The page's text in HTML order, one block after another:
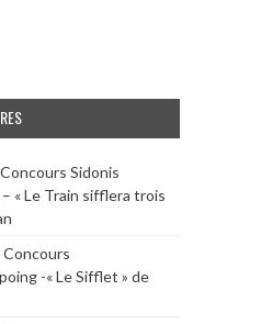
Concours Sidonis
« Le Train sifflera trois
Concours
-« Le Sifflet » de